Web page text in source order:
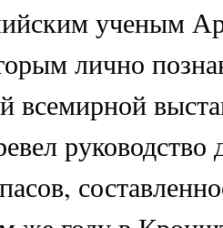
ученым
лично
всемирной
руководство